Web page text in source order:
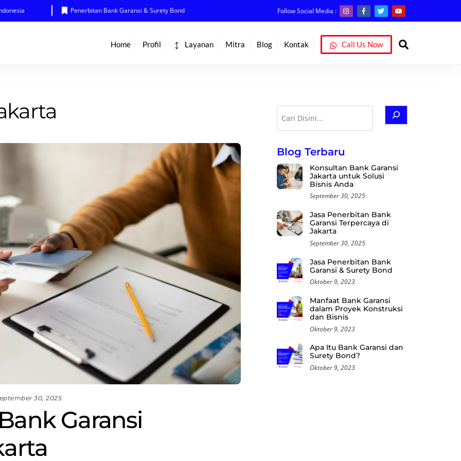
Penerbitan Bank Garansi & Surety Bond Follow Social Media :
Home Profil Layanan Mitra Blog Kontak Call Us Now
30, 2025
Garansi
Cari
Blog Terbaru
Konsultan Bank Garansi
Jakarta untuk Solusi
Bisnis Anda
September 30, 2025
Jasa Penerbitan Bank
Garansi Terpercaya di
Jakarta
September 30, 2025
Jasa Penerbitan Bank
Garansi & Surety Bond
Oktober 9, 2023
Manfaat Bank Garansi
dalam Proyek Konstruksi
dan Bisnis
Oktober 9, 2023
Apa Itu Bank Garansi dan
Surety Bond?
Oktober 9, 2023